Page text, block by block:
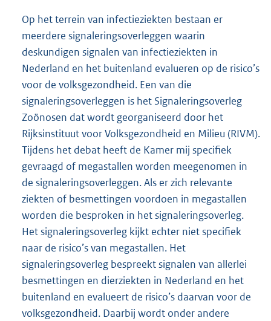
Op het terrein van infectieziekten bestaan er
meerdere signaleringsoverleggen waarin
deskundigen signalen van infectieziekten in
Nederland en het buitenland evalueren op de risico’s
voor de volksgezondheid. Een van die
signaleringsoverleggen is het Signaleringsoverleg
Zoönosen dat wordt georganiseerd door het
Rijksinstituut voor Volksgezondheid en Milieu (RIVM).
Tijdens het debat heeft de Kamer mij specifiek
gevraagd of megastallen worden meegenomen in
de signaleringsoverleggen. Als er zich relevante
ziekten of besmettingen voordoen in megastallen
worden die besproken in het signaleringsoverleg.
Het signaleringsoverleg kijkt echter niet specifiek
naar de risico’s van megastallen. Het
signaleringsoverleg bespreekt signalen van allerlei
besmettingen en dierziekten in Nederland en het
buitenland en evalueert de risico’s daarvan voor de
volksgezondheid. Daarbij wordt onder andere